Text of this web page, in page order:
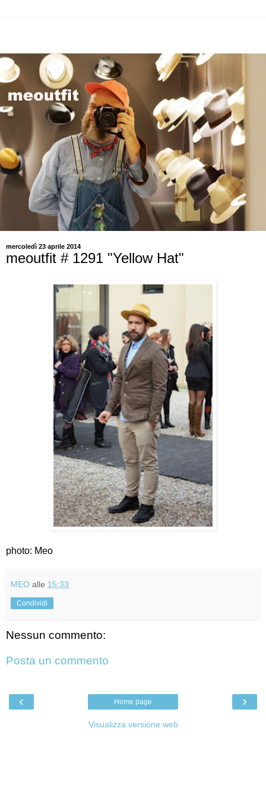
mercoledì 23 aprile 2014
meoutfit # 1291 "Yellow Hat"
photo: Meo
MEO alle 15:33
Condividi
Nessun commento:
Posta un commento
‹ ›
Home page
Visualizza versione web